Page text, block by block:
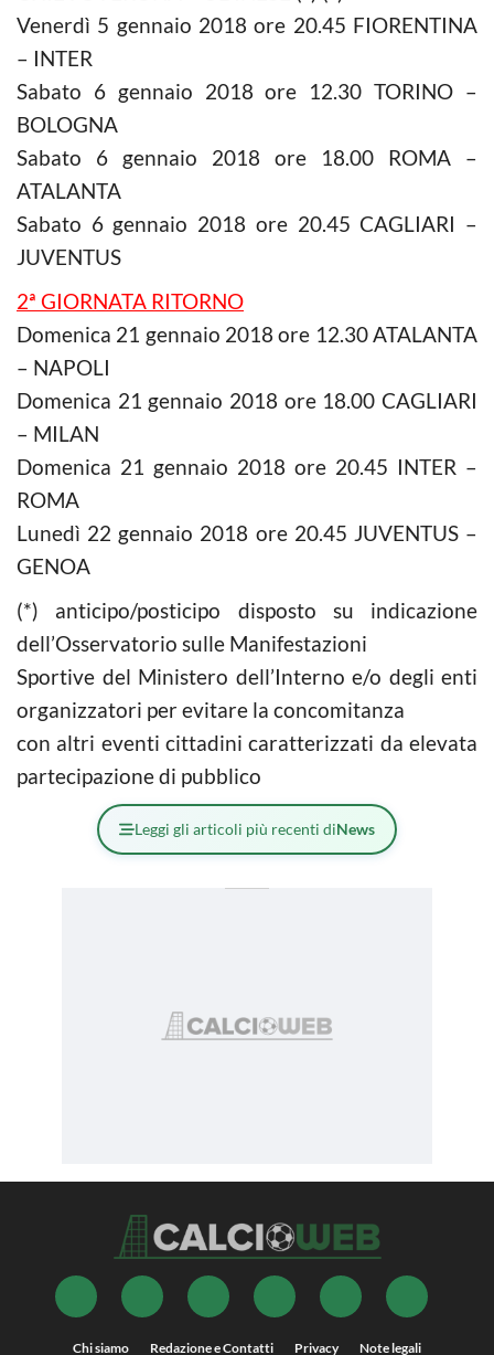
Venerdì 5 gennaio 2018 ore 20.45 FIORENTINA
– INTER
Sabato 6 gennaio 2018 ore 12.30 TORINO –
BOLOGNA
Sabato 6 gennaio 2018 ore 18.00 ROMA –
ATALANTA
Sabato 6 gennaio 2018 ore 20.45 CAGLIARI –
JUVENTUS
2ª GIORNATA RITORNO
Domenica 21 gennaio 2018 ore 12.30 ATALANTA
– NAPOLI
Domenica 21 gennaio 2018 ore 18.00 CAGLIARI
– MILAN
Domenica 21 gennaio 2018 ore 20.45 INTER –
ROMA
Lunedì 22 gennaio 2018 ore 20.45 JUVENTUS –
GENOA
(*) anticipo/posticipo disposto su indicazione
dell’Osservatorio sulle Manifestazioni
Sportive del Ministero dell’Interno e/o degli enti
organizzatori per evitare la concomitanza
con altri eventi cittadini caratterizzati da elevata
partecipazione di pubblico
Leggi gli articoli più recenti diNews
Chi siamo Redazione e Contatti Privacy Note legali